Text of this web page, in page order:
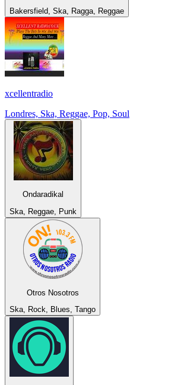
Bakersfield, Ska, Ragga, Reggae
xcellentradio
Londres, Ska, Reggae, Pop, Soul
Ondaradikal
Ska, Reggae, Punk
Otros Nosotros
Ska, Rock, Blues, Tango